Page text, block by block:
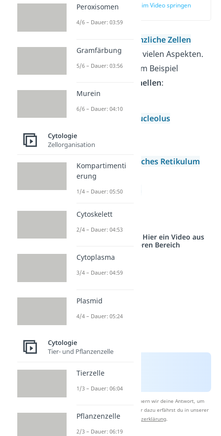
zur Stelle im Video springen
pflanzliche Zellen
ähneln sich in sehr vielen Aspekten.
Beide enthalten zum Beispiel
Zellorganellen:
Nucleolus
Ribosomen
Endoplasmatisches Retikulum
Cytoplasma
Mitochondrien
Vesikel
Studyflix vernetzt: Hier ein Video aus
einem anderen Bereich
Nach Beantwortung speichern wir deine Antwort, um
Studyflix zu verbessern. Mehr dazu erfährst du in unserer
Datenschutzerklärung.
Peroxisomen
4/6 – Dauer: 03:59
Gramfärbung
5/6 – Dauer: 03:56
Murein
6/6 – Dauer: 04:10
Cytologie
Zellorganisation
Kompartimenti
erung
1/4 – Dauer: 05:50
Cytoskelett
2/4 – Dauer: 04:53
Cytoplasma
3/4 – Dauer: 04:59
Plasmid
4/4 – Dauer: 05:24
Cytologie
Tier- und Pflanzenzelle
Tierzelle
1/3 – Dauer: 06:04
Pflanzenzelle
2/3 – Dauer: 06:19